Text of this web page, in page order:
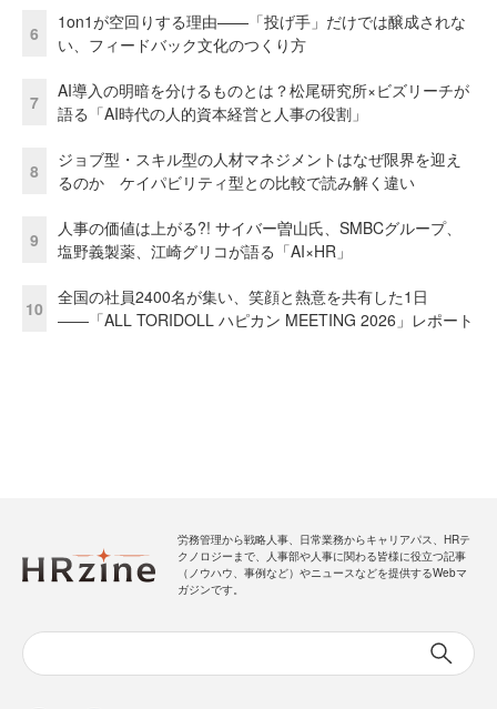
6
1on1が空回りする理由——「投げ手」だけでは醸成されな
い、フィードバック文化のつくり方
7
AI導入の明暗を分けるものとは？松尾研究所×ビズリーチが
語る「AI時代の人的資本経営と人事の役割」
8
ジョブ型・スキル型の人材マネジメントはなぜ限界を迎え
るのか ケイパビリティ型との比較で読み解く違い
9
人事の価値は上がる?! サイバー曽山氏、SMBCグループ、
塩野義製薬、江崎グリコが語る「AI×HR」
10
全国の社員2400名が集い、笑顔と熱意を共有した1日
――「ALL TORIDOLL ハピカン MEETING 2026」レポート
労務管理から戦略人事、日常業務からキャリアパス、HRテ
クノロジーまで、人事部や人事に関わる皆様に役立つ記事
（ノウハウ、事例など）やニュースなどを提供するWebマ
ガジンです。